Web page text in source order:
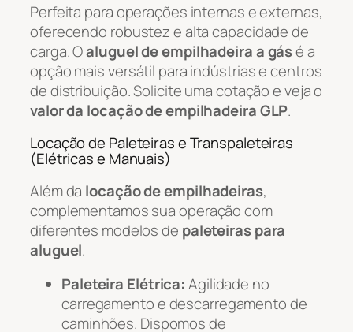
Perfeita para operações internas e externas,
oferecendo robustez e alta capacidade de
carga. Oaluguel de empilhadeira a gásé a
opção mais versátil para indústrias e centros
de distribuição. Solicite uma cotação e veja o
valor da locação de empilhadeira GLP.
Locação de Paleteiras e Transpaleteiras
(Elétricas e Manuais)
Além da locação de empilhadeiras,
complementamos sua operação com
diferentes modelos de paleteiras para
aluguel.
Paleteira Elétrica:Agilidade no
carregamento e descarregamento de
caminhões. Dispomos de